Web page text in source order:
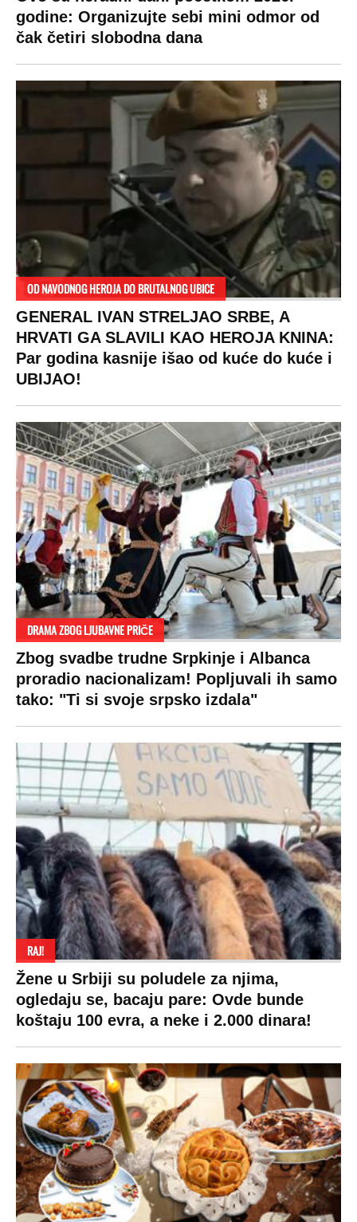
DRAMA ZBOG LJUBAVNE PRIČE
Zbog svadbe trudne Srpkinje i Albanca
proradio nacionalizam! Popljuvali ih samo
tako: "Ti si svoje srpsko izdala"
RAJ!
Žene u Srbiji su poludele za njima,
ogledaju se, bacaju pare: Ovde bunde
koštaju 100 evra, a neke i 2.000 dinara!
SPREMITE SE
Za posnu slavsku trpezu ove godine treba
izdvojiti ozbiljnu sumu novca: Nečija cela
plata ode na svega 20 gostiju
VESTI
Društvo
Hronika
Ekonomija
Beograd
Zasadi drvo
Kosovo
Sudbine
SHOWBIZ
Zvezde
Holivud
Kviz
SPORT
Košarka
Ostali sportovi
Navijači
Showtime
VIRALNO
Svaštara
Tiktok
LIFESTYLE
Život
SVET
Planeta
MONDO INC.
Impressum